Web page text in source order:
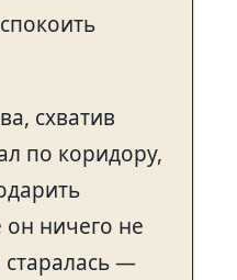
схватив
по коридору,
он ничего не
—